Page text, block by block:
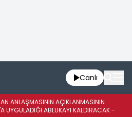
Canlı
ANLAŞMASININ AÇIKLANMASININ
UYGULADIĞI ABLUKAYI KALDIRACAK -